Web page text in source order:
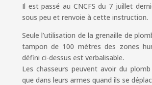
Il est passé au CNCFS du 7 juillet
sous peu et renvoie à cette instruction.
Seule l’utilisation de la grenaille de
tampon de 100 mètres des zones
défini ci-dessus est verbalisable.
Les chasseurs peuvent avoir du
que dans leurs armes quand ils se